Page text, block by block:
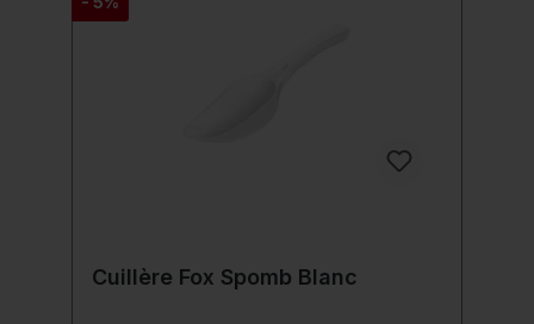
Cuillère Fox Spomb Blanc